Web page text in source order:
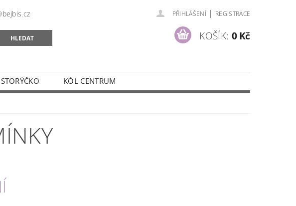
PŘIHLÁŠENÍ | REGISTRACE
KOŠÍK: 0 Kč
KÓL CENTRUM